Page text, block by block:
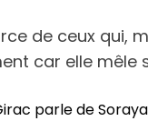
de ceux qui,
car elle mêle
parle de